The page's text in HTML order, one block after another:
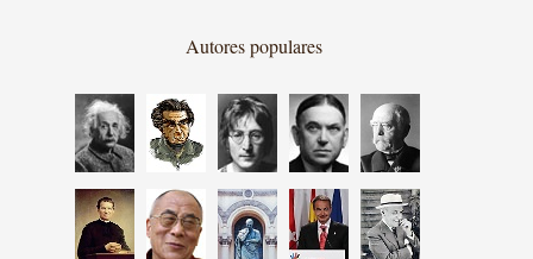
Autores populares